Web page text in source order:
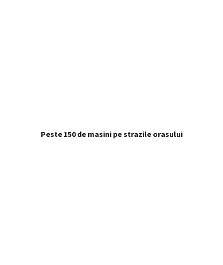
Peste 150 de masini pe strazile orasului